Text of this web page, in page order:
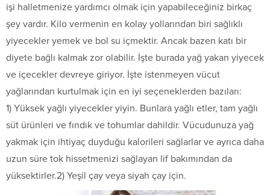
işi halletmenize yardımcı olmak için yapabileceğiniz birkaç
şey vardır. Kilo vermenin en kolay yollarından biri sağlıklı
yiyecekler yemek ve bol su içmektir. Ancak bazen katı bir
diyete bağlı kalmak zor olabilir. İşte burada yağ yakan yiyecek
ve içecekler devreye giriyor. İşte istenmeyen vücut
yağlarından kurtulmak için en iyi seçeneklerden bazıları:
1) Yüksek yağlı yiyecekler yiyin. Bunlara yağlı etler, tam yağlı
süt ürünleri ve fındık ve tohumlar dahildir. Vücudunuza yağ
yakmak için ihtiyaç duyduğu kalorileri sağlarlar ve ayrıca daha
uzun süre tok hissetmenizi sağlayan lif bakımından da
yüksektirler.2) Yeşil çay veya siyah çay için.